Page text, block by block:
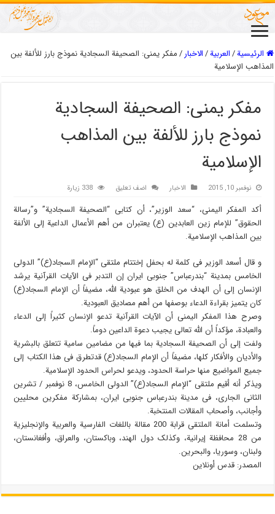
الرئيسية/العربیة/الاخبار/مفکر یمنی: الصحیفة السجادیة نموذج بارز للألفة بین
المذاهب الإسلامیة
مفکر یمنی: الصحیفة السجادیة
نموذج بارز للألفة بین المذاهب
الإسلامیة
نوفمبر 10, 2015 الاخبار اضف تعليق 338 زيارة
أکد المفکر الیمنی، “سعد الوزیر”، أن کتابی “الصحیفة السجادیة” و”رسالة
الحقوق” للإمام زین العابدین (ع) یعتبران من أهم الأعمال الداعیة إلی الألفة
بین المذاهب الإسلامیة.
و قال أسعد الوزیر فی کلمة له بحفل إختتام ملتقی “الإمام السجاد(ع)” الدولی
الخامس بمدینة “بندرعباس” جنوبی ایران إن التدبر فی الآیات القرآنیة یرشد
الإنسان إلی أن الهدف من الخلق هو عبودیة الله، مضیفاً أن الإمام السجاد(ع)
کان یتمیز بقراءة الدعاء بوصفها من أهم مصادیق العبودیة.
وصرح هذا المفکر الیمنی أن الآیات القرآنیة تدعو الإنسان کثیراً إلی الدعاء
والعبادة، مؤکداً أن الله تعالی یجیب دعوة الداعین دوماً.
ولفت إلی أن الصحیفة السجادیة بما فیها من مضامین سامیة تتعلق بالبشریة
والأدیان والأفکار کلها، مضیفاً أن الإمام السجاد(ع) قدتطرق فی هذا الکتاب إلی
جمیع المواضیع منها حراسة الحدود، ویدعو لحراس الحدود الإسلامیة.
ویذکر أنه أقیم ملتقی “الإمام السجاد(ع)” الدولی الخامس، 8 نوفمبر / تشرین
الثانی الجاری، فی مدینة بندرعباس جنوبی ایران، بمشارکة مفکرین محلیین
وأجانب، وأصحاب المقالات المنتخبة.
وتسلمت أمانة الملتقی قرابة 200 مقالة باللغات الفارسیة والعربیة والإنجلیزیة
من 28 محافظة إیرانیة، وکذلک دول الهند، وباکستان، والعراق، وأفغانستان،
ولبنان، وسوریا، والبحرین.
المصدر: قدس أونلاین